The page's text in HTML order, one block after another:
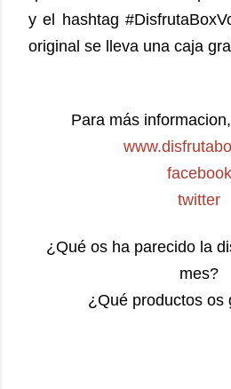
y el hashtag
original se lleva una caja
Para más
facebook
twitter
¿Qué os ha parecido la
mes?
¿Qué productos os